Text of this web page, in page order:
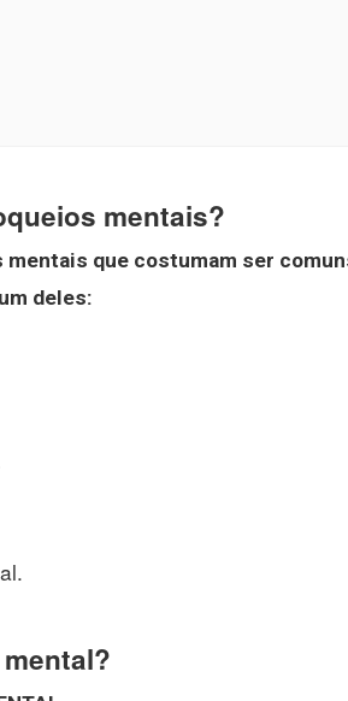
mentais?
mentais que costumam ser
deles: